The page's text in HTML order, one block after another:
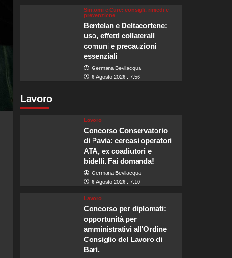
Sintomi e Cure: consigli, rimedi e
prevenzione
Bentelan e Deltacortene:
uso, effetti collaterali
comuni e precauzioni
essenziali
Germana Bevilacqua
6 Agosto 2026 : 7:56
Lavoro
Lavoro
Concorso Conservatorio
di Pavia: cercasi operatori
ATA, ex coadiutori e
bidelli. Fai domanda!
Germana Bevilacqua
6 Agosto 2026 : 7:10
Lavoro
Concorso per diplomati:
opportunità per
amministrativi all’Ordine
Consiglio del Lavoro di
Bari.